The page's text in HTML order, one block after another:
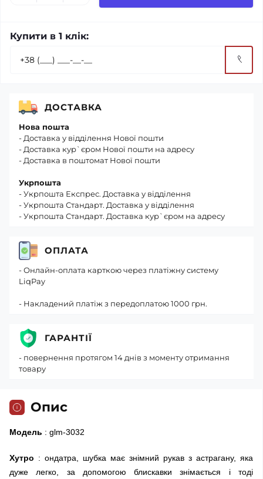
Купити в 1 клік:
Опис
Модель : glm-3032
Хутро : ондатра, шубка має знімний рукав з астрагану, яка
дуже легко, за допомогою блискавки знімається і тоді
ДОСТАВКА
Нова пошта
- Доставка у відділення Нової пошти
- Доставка кур`єром Нової пошти на адресу
- Доставка в поштомат Нової пошти
Укрпошта
- Укрпошта Експрес. Доставка у відділення
- Укрпошта Стандарт. Доставка у відділення
- Укрпошта Стандарт. Доставка кур`єром на адресу
ОПЛАТА
- Онлайн-оплата карткою через платіжну систему
LiqPay
- Накладений платіж з передоплатою 1000 грн.
ГАРАНТІЇ
- повернення протягом 14 днів з моменту отримання
товару